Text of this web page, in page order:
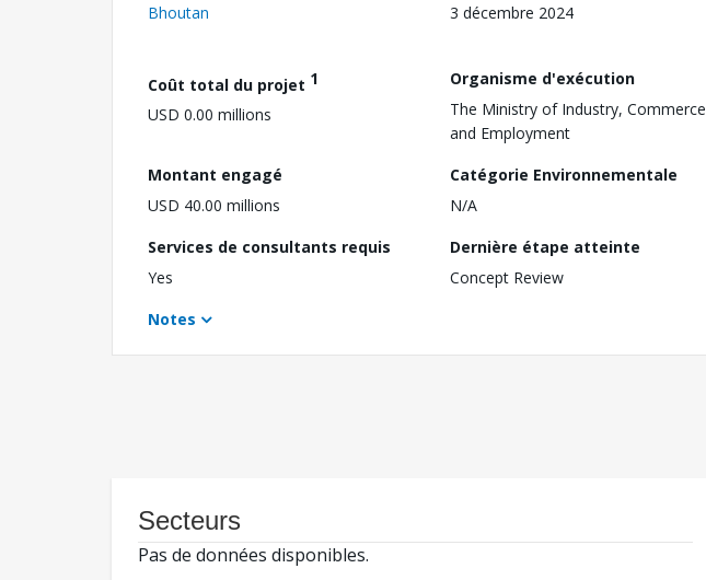
Bhoutan
3 décembre 2024
Coût total du projet 1
USD 0.00 millions
Organisme d'exécution
The Ministry of Industry, Commerce
and Employment
Montant engagé
USD 40.00 millions
Catégorie Environnementale
N/A
Services de consultants requis
Yes
Dernière étape atteinte
Concept Review
Notes
Secteurs
Pas de données disponibles.